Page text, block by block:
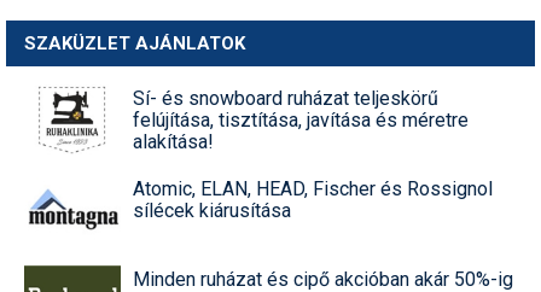
Történelem
Túrasí
Utasbiztosítás
Védőfelszerelés
Wellness
SZAKÜZLET AJÁNLATOK
Sí- és snowboard ruházat teljeskörű
felújítása, tisztítása, javítása és méretre
alakítása!
Atomic, ELAN, HEAD, Fischer és Rossignol
sílécek kiárusítása
Minden ruházat és cipő akcióban akár 50%-ig